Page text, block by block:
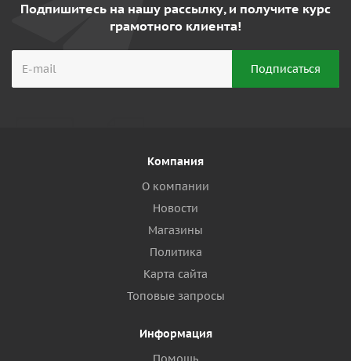
Подпишитесь на нашу рассылку, и получите курс
грамотного клиента!
Компания
О компании
Новости
Магазины
Политика
Карта сайта
Топовые запросы
Информация